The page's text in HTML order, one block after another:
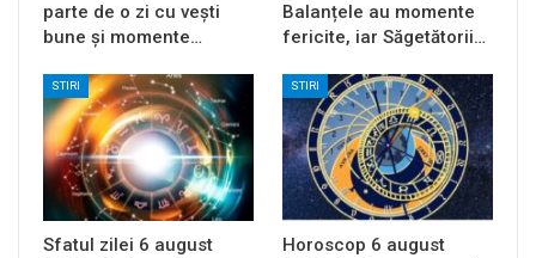
parte de o zi cu vești
bune și momente…
Balanțele au momente
fericite, iar Săgetătorii…
STIRI
Sfatul zilei 6 august
STIRI
Horoscop 6 august